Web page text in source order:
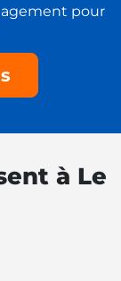
pour
à Le